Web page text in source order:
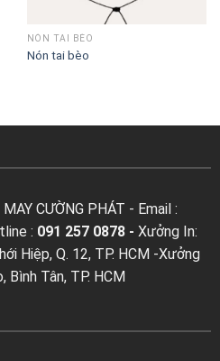
NÓN TAI BÈO
Nón tai bèo
CƯỜNG PHÁT - Email :
: 091 257 0878 - Xưởng In:
Hiệp, Q. 12, TP. HCM -Xưởng
Bình Tân, TP. HCM